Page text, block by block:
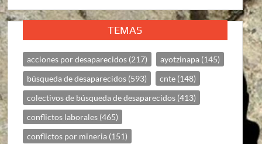
TEMAS
acciones por desaparecidos (217) ayotzinapa (145)
búsqueda de desaparecidos (593) cnte (148)
colectivos de búsqueda de desaparecidos (413)
conflictos laborales (465)
conflictos por mineria (151)